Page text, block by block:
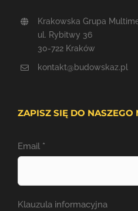
Krakowska Grupa
ul. Rybitwy 36
30-722 Kraków
kontakt@budowskaz.pl
ZAPISZ SIĘ DO NASZEGO
Email *
Klauzula informacyjna